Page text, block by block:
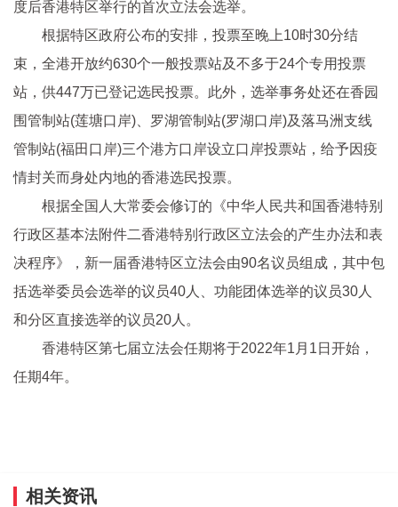
度后香港特区举行的首次立法会选举。
根据特区政府公布的安排，投票至晚上10时30分结
束，全港开放约630个一般投票站及不多于24个专用投票
站，供447万已登记选民投票。此外，选举事务处还在香园
围管制站(莲塘口岸)、罗湖管制站(罗湖口岸)及落马洲支线
管制站(福田口岸)三个港方口岸设立口岸投票站，给予因疫
情封关而身处内地的香港选民投票。
根据全国人大常委会修订的《中华人民共和国香港特别
行政区基本法附件二香港特别行政区立法会的产生办法和表
决程序》，新一届香港特区立法会由90名议员组成，其中包
括选举委员会选举的议员40人、功能团体选举的议员30人
和分区直接选举的议员20人。
香港特区第七届立法会任期将于2022年1月1日开始，
任期4年。
相关资讯